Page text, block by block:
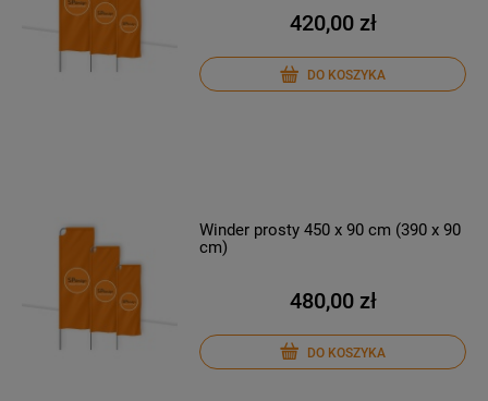
420,00 zł
DO KOSZYKA
Winder prosty 450 x 90 cm (390 x 90
cm)
480,00 zł
DO KOSZYKA